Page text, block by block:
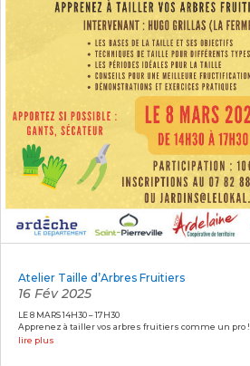
Atelier Taille d’Arbres Fruitiers
16 Fév 2025
LE 8 MARS 14H30 – 17H30
Apprenez à tailler vos arbres fruitiers comme un pro !
lire plus